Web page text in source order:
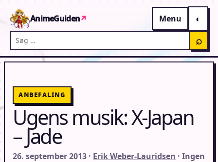
AnimeGuiden↗
Menu
Søg på AnimeGuiden
⌕
ANBEFALING
Ugens musik: X-Japan
– Jade
26. september 2013 · Erik Weber-Lauridsen · Ingen